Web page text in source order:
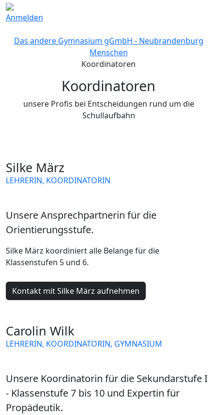
Anmelden
Koordinatoren
unsere Profis bei Entscheidungen rund um die
Schullaufbahn
Das andere Gymnasium gGmbH - Neubrandenburg
Menschen
Koordinatoren
Silke März
LEHRERIN, KOORDINATORIN
Unsere Ansprechpartnerin für die
Orientierungsstufe.
Silke März koordiniert alle Belange für die
Klassenstufen 5 und 6.
Kontakt mit Silke März aufnehmen
Carolin Wilk
LEHRERIN, KOORDINATORIN, GYMNASIUM
Unsere Koordinatorin für die Sekundarstufe I
- Klassenstufe 7 bis 10 und Expertin für
Propädeutik.